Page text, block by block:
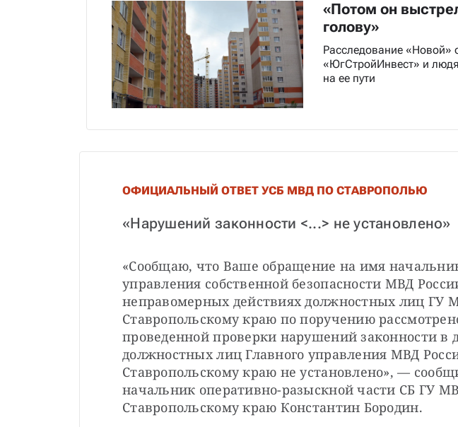
«Потом он
голову»
Расследование «Новой»
«ЮгСтройИнвест» и
на ее пути
ОФИЦИАЛЬНЫЙ ОТВЕТ УСБ МВД ПО СТАВРОПОЛЬЮ
«Нарушений законности <...> не установлено»
«Сообщаю, что Ваше обращение на имя
управления собственной безопасности МВД
неправомерных действиях должностных лиц ГУ
Ставропольскому краю по поручению
проведенной проверки нарушений законности в
должностных лиц Главного управления МВД
Ставропольскому краю не установлено», —
начальник оперативно-разыскной части СБ ГУ
Ставропольскому краю Константин Бородин.